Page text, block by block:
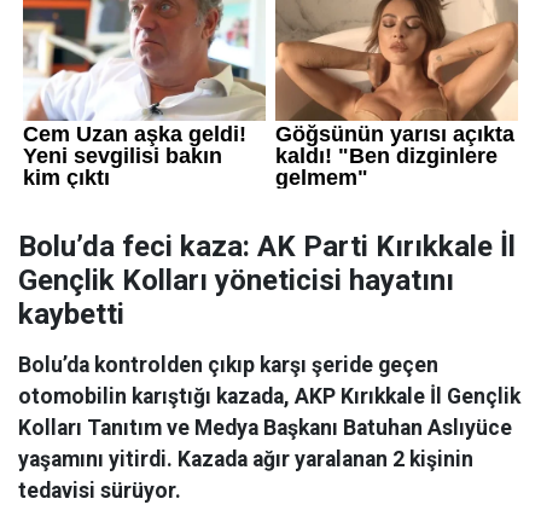
Bolu’da feci kaza: AK Parti Kırıkkale İl
Gençlik Kolları yöneticisi hayatını
kaybetti
Bolu’da kontrolden çıkıp karşı şeride geçen
otomobilin karıştığı kazada, AKP Kırıkkale İl Gençlik
Kolları Tanıtım ve Medya Başkanı Batuhan Aslıyüce
yaşamını yitirdi. Kazada ağır yaralanan 2 kişinin
tedavisi sürüyor.